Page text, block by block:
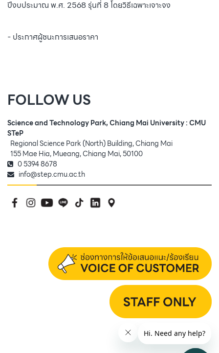
ปีงบประมาณ พ.ศ. 2568 รุ่นที่ 8 โดยวิธีเฉพาะเจาะจง
- ประกาศผู้ชนะการเสนอราคา
FOLLOW US
Science and Technology Park, Chiang Mai University : CMU
STeP
Regional Science Park (North) Building, Chiang Mai
155 Mae Hia, Mueang, Chiang Mai, 50100
0 5394 8678
info@step.cmu.ac.th